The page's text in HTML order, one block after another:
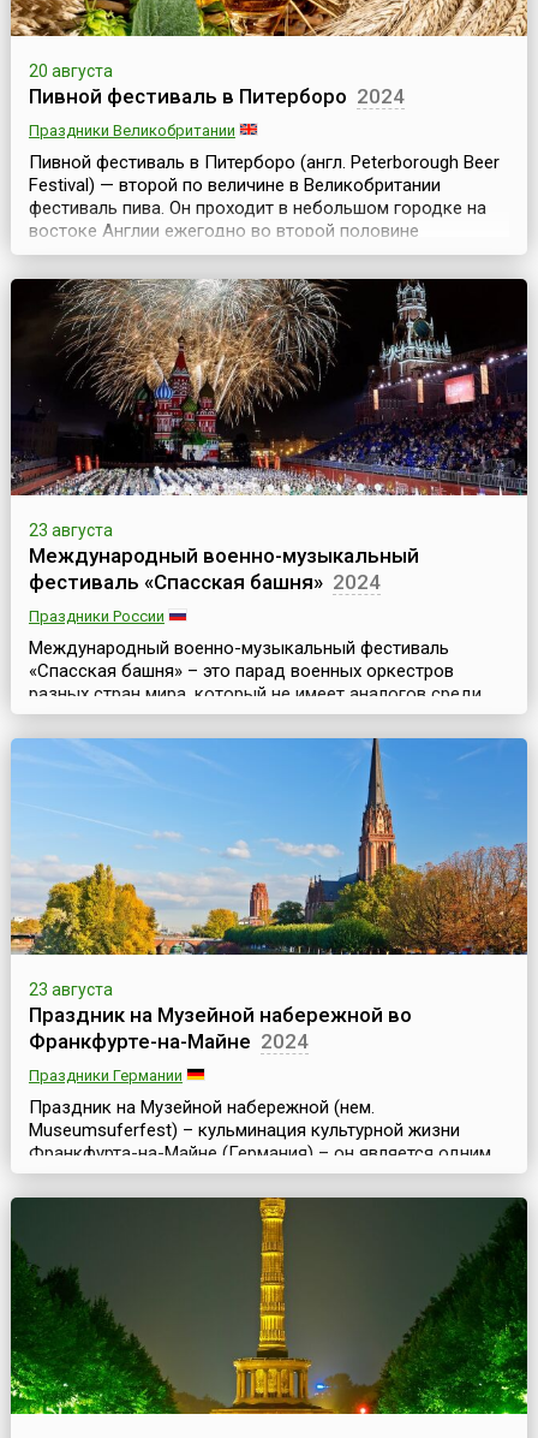
20 августа
Пивной фестиваль в Питерборо 2024
Праздники Великобритании
Пивной фестиваль в Питерборо (англ. Peterborough Beer
Festival) — второй по величине в Великобритании
фестиваль пива. Он проходит в небольшом городке на
востоке Англии ежегодно во второй половине
августа.На фестиваль съезжаются десятки тысяч
человек, так что население города увеличивается в
несколько раз, но ненадолго, потому что длится эта
радость для гурманов пива всего 5 дней. На фестив...
23 августа
Международный военно-музыкальный
фестиваль «Спасская башня» 2024
Праздники России
Международный военно-музыкальный фестиваль
«Спасская башня» – это парад военных оркестров
разных стран мира, который не имеет аналогов среди
других известных Military Tattoo (то есть парадов
военных оркестров) мирового уровня. Это
захватывающее дух музыкально-театрализованное
представление, где органично сочетаются разные
музыкальные направления (военная, классическая,
народная и эстрадная музыка)...
23 августа
Праздник на Музейной набережной во
Франкфурте-на-Майне 2024
Праздники Германии
Праздник на Музейной набережной (нем.
Museumsuferfest) – кульминация культурной жизни
Франкфурта-на-Майне (Германия) – он является одним
из самых крупных и значительных культурных
праздников и фестивалей Европы. Праздник проходит
ежегодно в последние полные выходные августа и
длится три дня.Музейная набережная (нем.
Museumsufer) – это набережная южного берега реки
Майн во Франкфурте в районе м...